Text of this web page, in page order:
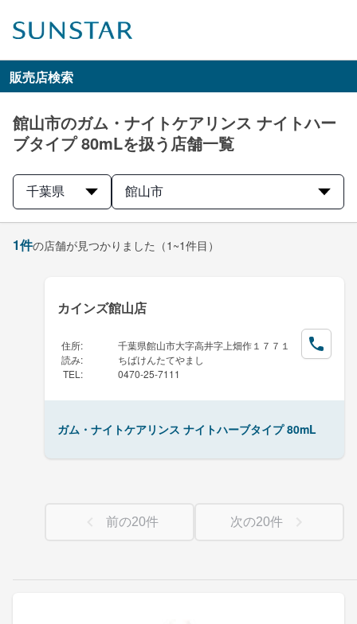
販売店検索
館山市のガム・ナイトケアリンス ナイトハー
ブタイプ 80mLを扱う店舗一覧
千葉県 館山市
1件の店舗が見つかりました （1~1件目）
カインズ館山店
住所:
千葉県館山市大字高井字上畑作１７７１
読み:
ちばけんたてやまし
TEL : 0470-25-7111
ガム・ナイトケアリンス ナイトハーブタイプ 80mL
前の20件 次の20件